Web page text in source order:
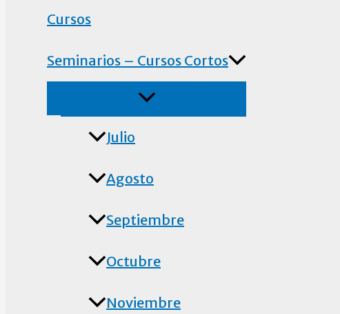
Cursos
Seminarios – Cursos Cortos
Julio
Agosto
Septiembre
Octubre
Noviembre